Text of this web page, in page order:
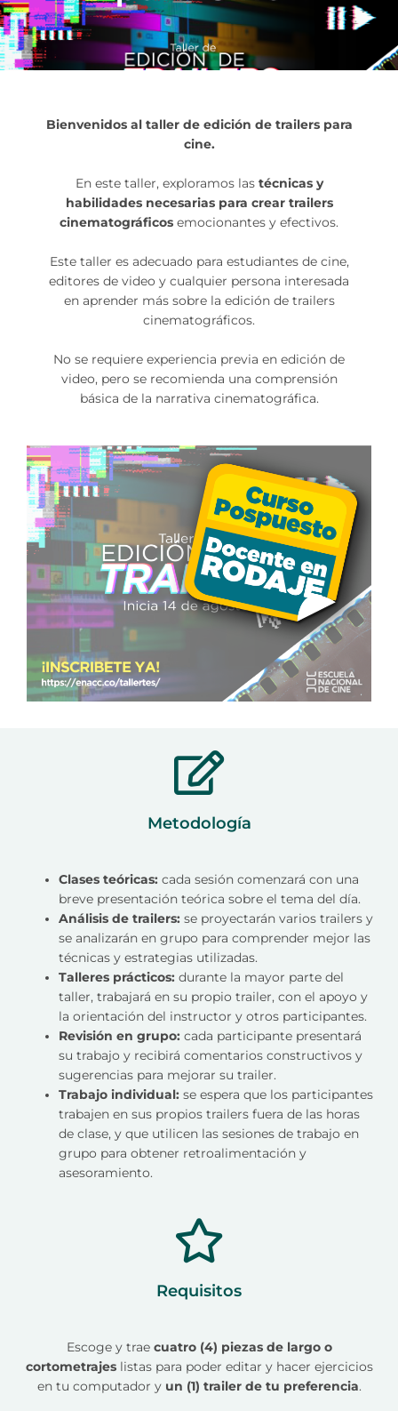
Bienvenidos al taller de edición de trailers para
cine.
En este taller, exploramos las técnicas y
habilidades necesarias para crear trailers
cinematográficos emocionantes y efectivos.
Este taller es adecuado para estudiantes de cine,
editores de video y cualquier persona interesada
en aprender más sobre la edición de trailers
cinematográficos.
No se requiere experiencia previa en edición de
video, pero se recomienda una comprensión
básica de la narrativa cinematográfica.
Metodología
Clases teóricas: cada sesión comenzará con una
breve presentación teórica sobre el tema del día.
Análisis de trailers: se proyectarán varios trailers y
se analizarán en grupo para comprender mejor las
técnicas y estrategias utilizadas.
Talleres prácticos: durante la mayor parte del
taller, trabajará en su propio trailer, con el apoyo y
la orientación del instructor y otros participantes.
Revisión en grupo: cada participante presentará
su trabajo y recibirá comentarios constructivos y
sugerencias para mejorar su trailer.
Trabajo individual: se espera que los participantes
trabajen en sus propios trailers fuera de las horas
de clase, y que utilicen las sesiones de trabajo en
grupo para obtener retroalimentación y
asesoramiento.
Requisitos
Escoge y trae cuatro (4) piezas de largo o
cortometrajeslistas para poder editar y hacer ejercicios
en tu computador y un (1) trailer de tu preferencia.